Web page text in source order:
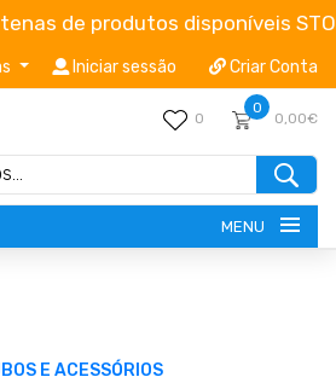
de produtos disponíveis
Iniciar sessão Criar Conta
0
0
0,00€
MENU
E ACESSÓRIOS